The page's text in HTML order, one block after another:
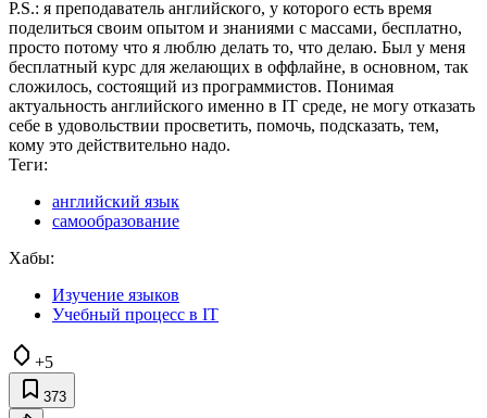
P.S.: я преподаватель английского, у которого есть время
поделиться своим опытом и знаниями с массами, бесплатно,
просто потому что я люблю делать то, что делаю. Был у меня
бесплатный курс для желающих в оффлайне, в основном, так
сложилось, состоящий из программистов. Понимая
актуальность английского именно в IT среде, не могу отказать
себе в удовольствии просветить, помочь, подсказать, тем,
кому это действительно надо.
Теги:
английский язык
самообразование
Хабы:
Изучение языков
Учебный процесс в IT
+5
373